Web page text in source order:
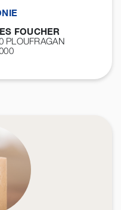
FOUCHER
PLOUFRAGAN